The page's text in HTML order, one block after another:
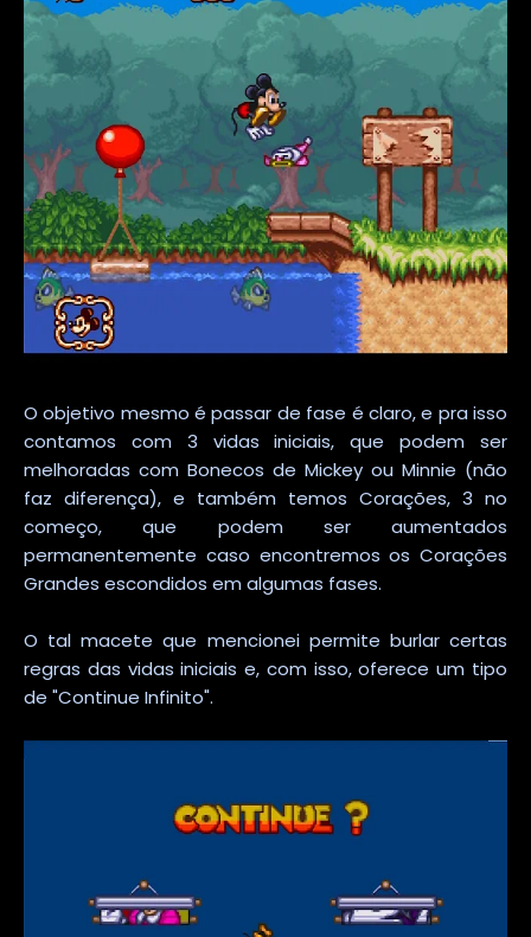
O objetivo mesmo é passar de fase é claro, e pra isso
contamos com 3 vidas iniciais, que podem ser
melhoradas com Bonecos de Mickey ou Minnie (não
faz diferença), e também temos Corações, 3 no
começo, que podem ser aumentados
permanentemente caso encontremos os Corações
Grandes escondidos em algumas fases.
O tal macete que mencionei permite burlar certas
regras das vidas iniciais e, com isso, oferece um tipo
de "Continue Infinito".